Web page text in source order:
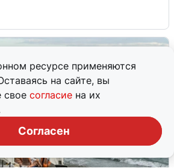
ресурсе применяются
на сайте, вы
свое согласие на их
Согласен